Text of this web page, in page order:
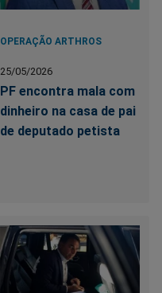
OPERAÇÃO ARTHROS
25/05/2026
PF encontra mala com
dinheiro na casa de pai
de deputado petista